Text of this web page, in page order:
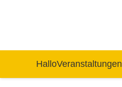
HalloVeranstaltungen